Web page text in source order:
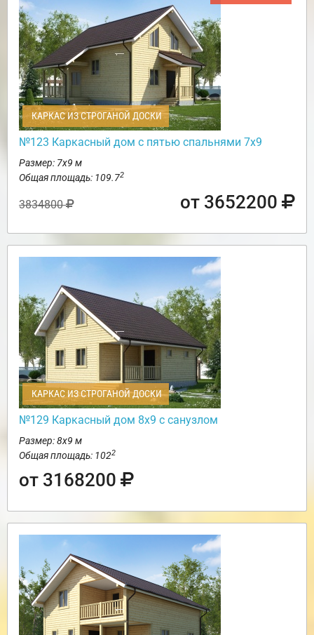
КАРКАС ИЗ СТРОГАНОЙ ДОСКИ
№123 Каркасный дом с пятью спальнями 7х9
Размер: 7х9 м
Общая площадь: 109.72
3834800 от 3652200
КАРКАС ИЗ СТРОГАНОЙ ДОСКИ
№129 Каркасный дом 8х9 с санузлом
Размер: 8х9 м
Общая площадь: 1022
от 3168200